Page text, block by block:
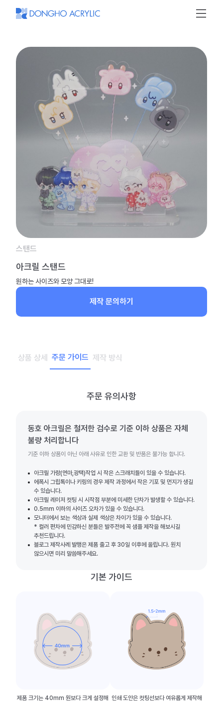
동
호
스탠드
아크릴 스탠드
원하는 사이즈와 모양 그대로!
제작 문의하기
상품 상세 주문 가이드 제작 방식
주문 유의사항
동호 아크릴은 철저한 검수로 기준 이하 상품은 자체
불량 처리합니다
기준 이하 상품이 아닌 아래 사유로 인한 교환 및 반품은 불가능 합니다.
아크릴 가랑(연마,광택)작업 시 작은 스크래치들이 있을 수 있습니다.
에폭시 그립톡이나 키링의 경우 제작 과정에서 작은 기포 및 먼지가 생길
수 있습니다.
아크릴 레이저 컷팅 시 시작점 부분에 미세한 단차가 발생할 수 있습니다.
0.5mm 이하의 사이즈 오차가 있을 수 있습니다.
모니터에서 보는 색상과 실제 색상은 차이가 있을 수 있습니다.
* 컬러 편차에 민감하신 분들은 발주전에 꼭 샘플 제작을 해보시길
추천드립니다.
블로그 제작사례 발행은 제품 출고 후 30일 이후에 올립니다. 원치
않으시면 미리 말씀해주세요.
기본 가이드
제품 크기는 40mm 원보다 크게 설정해
인쇄 도안은 컷팅선보다 여유롭게 제작해